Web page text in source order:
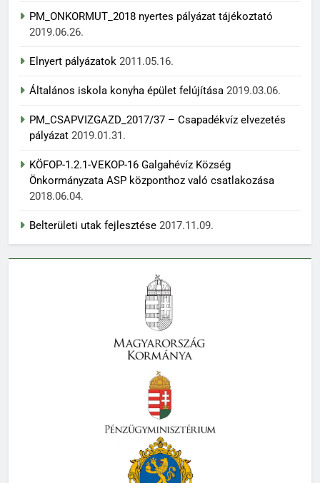
PM_ONKORMUT_2018 nyertes pályázat tájékoztató
2019.06.26.
Elnyert pályázatok 2011.05.16.
Általános iskola konyha épület felújítása 2019.03.06.
PM_CSAPVIZGAZD_2017/37 – Csapadékvíz elvezetés
pályázat 2019.01.31.
KÖFOP-1.2.1-VEKOP-16 Galgahévíz Község
Önkormányzata ASP központhoz való csatlakozása
2018.06.04.
Belterületi utak fejlesztése 2017.11.09.